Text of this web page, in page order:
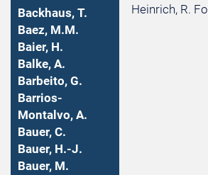
Backhaus, T.
Baez, M.M.
Baier, H.
Balke, A.
Barbeito, G.
Barrios-
Montalvo, A.
Bauer, C.
Bauer, H.-J.
Bauer, M.
Heinrich, R.